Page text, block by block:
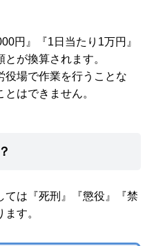
円』『1日当たり1万円』
が換算されます。
役場で作業を行うことな
はできません。
ては『死刑』『懲役』『禁
す。